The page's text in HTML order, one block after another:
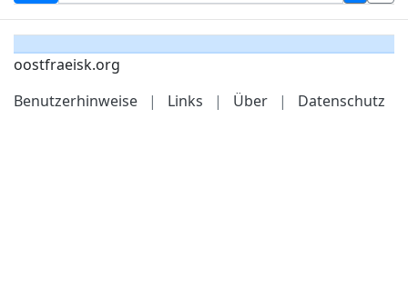
oostfraeisk.org
Benutzerhinweise
| Links | Über | Datenschutz